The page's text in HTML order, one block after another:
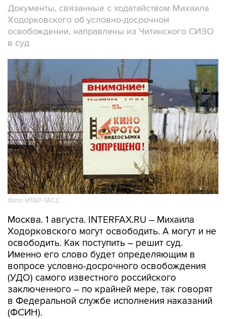
Документы, связанные с ходатайством Михаила
Ходорковского об условно-досрочном
освобождении, направлены из Читинского СИЗО
в суд
Фото: ИТАР-ТАСС
Москва. 1 августа. INTERFAX.RU – Михаила
Ходорковского могут освободить. А могут и не
освободить. Как поступить – решит суд.
Именно его слово будет определяющим в
вопросе условно-досрочного освобождения
(УДО) самого известного российского
заключенного – по крайней мере, так говорят
в Федеральной службе исполнения наказаний
(ФСИН).